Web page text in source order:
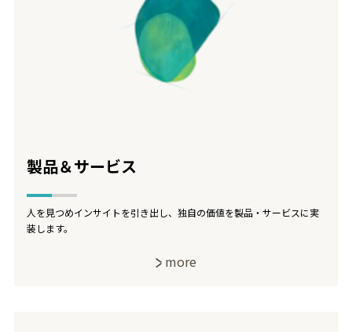
製品＆サービス
人を見つめインサイトを引き出し、独自の価値を製品・サービスに実
装します。
more